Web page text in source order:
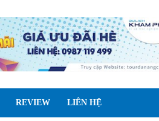
REVIEW LIÊN HỆ